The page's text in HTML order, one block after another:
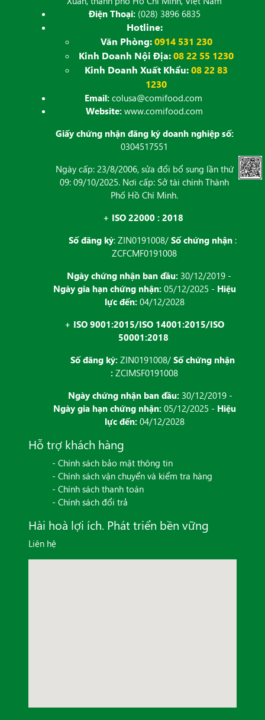
Điện Thoại:(028) 3896 6835
Hotline:
Văn Phòng: 0914 531 230
Kinh Doanh Nội Địa:08 22 55 1230
Kinh Doanh Xuất Khẩu:08 22 83
1230
Email:colusa@comifood.com
Website: www.comifood.com
Giấy chứng nhận đăng ký doanh nghiệp số:
0304517551
Ngày cấp: 23/8/2006, sửa đổi bổ sung lần thứ
09: 09/10/2025. Nơi cấp: Sở tài chính Thành
Phố Hồ Chí Minh.
+ ISO 22000 : 2018
Số đăng ký: ZIN0191008/ Số chứng nhận :
ZCFCMF0191008
Ngày chứng nhận ban đầu: 30/12/2019 -
Ngày gia hạn chứng nhận:05/12/2025 - Hiệu
lực đến:04/12/2028
+ ISO 9001:2015/ISO 14001:2015/ISO
50001:2018
Số đăng ký: ZIN0191008/ Số chứng nhận
: ZCIMSF0191008
Ngày chứng nhận ban đầu: 30/12/2019 -
Ngày gia hạn chứng nhận:05/12/2025 - Hiệu
lực đến:04/12/2028
Hỗ trợ khách hàng
- Chính sách bảo mật thông tin
- Chính sách vận chuyển và kiểm tra hàng
- Chính sách thanh toán
- Chính sách đổi trả
Hài hoà lợi ích. Phát triển bền vững
Liên hệ